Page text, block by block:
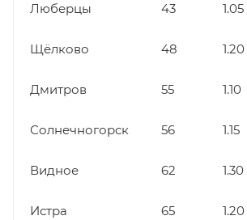
Люберцы 43 1.05
Щёлково 48 1.20
Дмитров 55 1.10
Солнечногорск 56 1.15
Видное 62 1.30
Истра 65 1.20